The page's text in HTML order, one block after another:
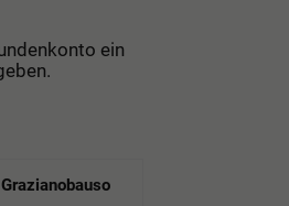
ein
Grazianobauso